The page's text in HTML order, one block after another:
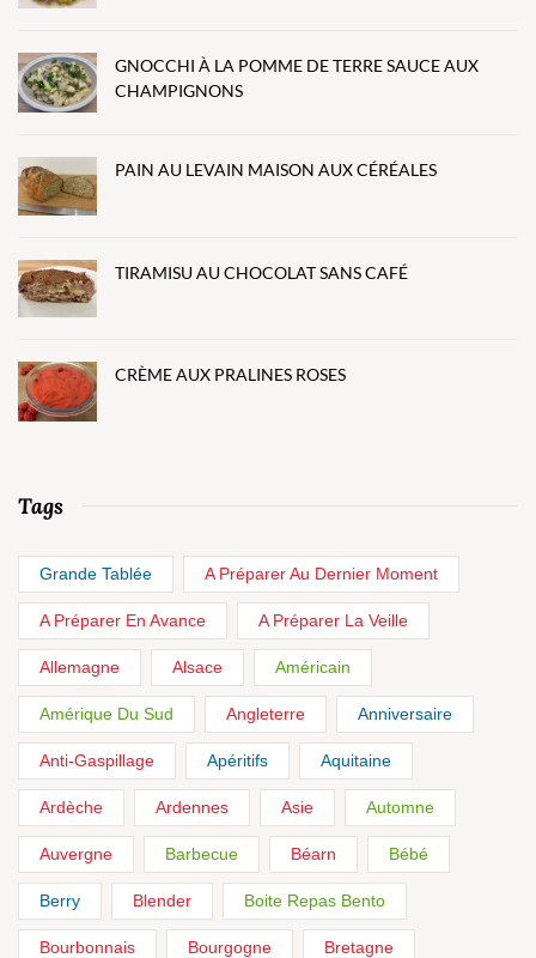
GNOCCHI À LA POMME DE TERRE SAUCE AUX
CHAMPIGNONS
PAIN AU LEVAIN MAISON AUX CÉRÉALES
TIRAMISU AU CHOCOLAT SANS CAFÉ
CRÈME AUX PRALINES ROSES
Tags
Grande Tablée A Préparer Au Dernier Moment
A Préparer En Avance A Préparer La Veille
Allemagne Alsace Américain
Amérique Du Sud Angleterre Anniversaire
Anti-Gaspillage Apéritifs Aquitaine
Ardèche Ardennes Asie Automne
Auvergne Barbecue Béarn Bébé
Berry Blender Boite Repas Bento
Bourbonnais Bourgogne Bretagne